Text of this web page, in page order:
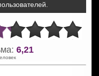
6,21